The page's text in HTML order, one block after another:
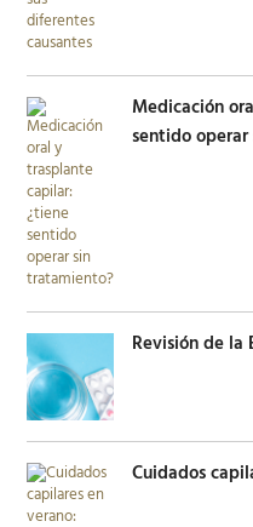
Medicación
sentido
Revisión de la
Cuidados